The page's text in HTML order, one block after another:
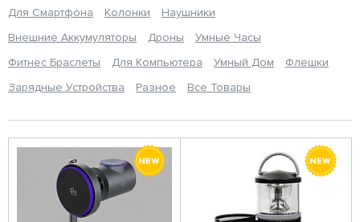
Для Смартфона Колонки
Наушники
Внешние Аккумуляторы
Дроны
Умные Часы
Фитнес Браслеты
Для Компьютера Умный Дом
Флешки
Зарядные Устройства
Разное Все Товары